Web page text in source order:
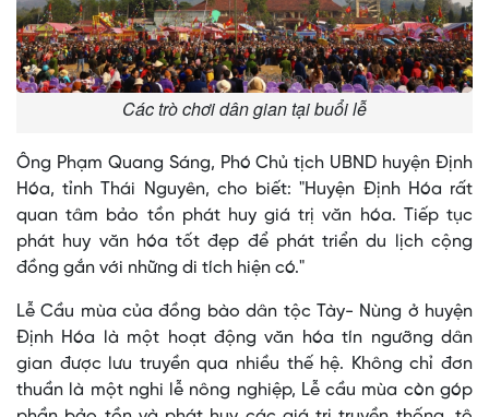
Các trò chơi dân gian tại buổi lễ
Ông Phạm Quang Sáng, Phó Chủ tịch UBND huyện Định
Hóa, tỉnh Thái Nguyên, cho biết: "Huyện Định Hóa rất
quan tâm bảo tồn phát huy giá trị văn hóa. Tiếp tục
phát huy văn hóa tốt đẹp để phát triển du lịch cộng
đồng gắn với những di tích hiện có."
Lễ Cầu mùa của đồng bào dân tộc Tày- Nùng ở huyện
Định Hóa là một hoạt động văn hóa tín ngưỡng dân
gian được lưu truyền qua nhiều thế hệ. Không chỉ đơn
thuần là một nghi lễ nông nghiệp, Lễ cầu mùa còn góp